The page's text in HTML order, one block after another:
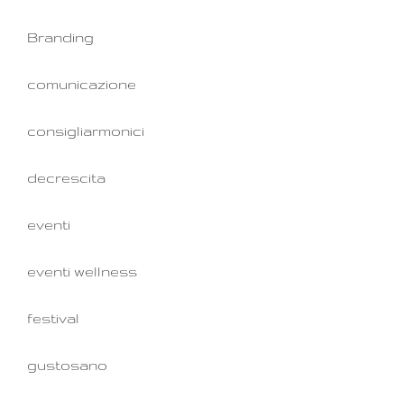
Branding
comunicazione
consigliarmonici
decrescita
eventi
eventi wellness
festival
gustosano